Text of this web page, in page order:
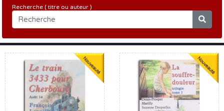
Recherche ( titre ou auteur )